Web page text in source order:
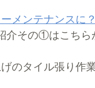
メンテナンスに
介その①はこちら
のタイル張り作